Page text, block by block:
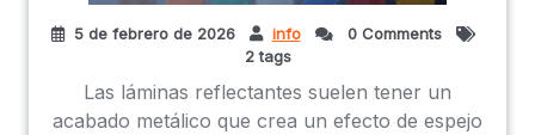
5 de febrero de 2026 info
0 Comments
2 tags
Las láminas reflectantes suelen tener un
acabado metálico que crea un efecto de espejo